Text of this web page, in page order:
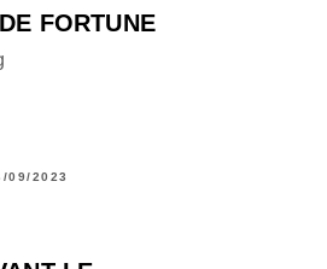
FORTUNE
09/2023